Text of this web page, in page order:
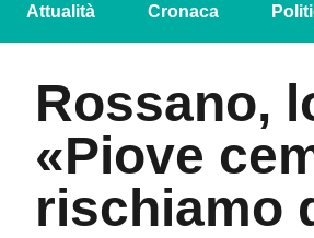
Attualità Cronaca
Rossano,
«Piove
rischiamo